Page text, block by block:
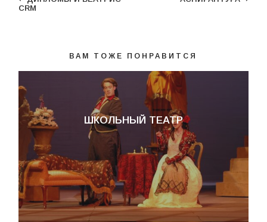
CRM
ВАМ ТОЖЕ ПОНРАВИТСЯ
ШКОЛЬНЫЙ ТЕАТР